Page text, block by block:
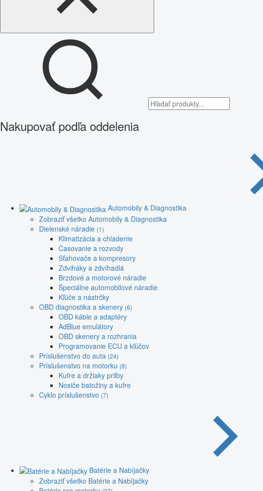
Nakupovať podľa oddelenia
Automobily & Diagnostika
Zobraziť všetko Automobily & Diagnostika
Dielenské náradie (1)
Klimatizácia a chladenie
Časovanie a rozvody
Sťahovače a kompresory
Zdviháky a zdvíhadlá
Brzdové a motorové náradie
Špeciálne automobilové náradie
Kľúče a nástrčky
OBD diagnostika a skenery (6)
OBD káble a adaptéry
AdBlue emulátory
OBD skenery a rozhrania
Programovanie ECU a kľúčov
Príslušenstvo do auta (24)
Príslušenstvo na motorku (8)
Kufre a držiaky prilby
Nosiče batožiny a kufre
Cyklo príslušenstvo (7)
Batérie a Nabíjačky
Zobraziť všetko Batérie a Nabíjačky